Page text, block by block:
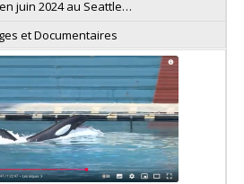
juin 2024 au Seattle…
et Documentaires